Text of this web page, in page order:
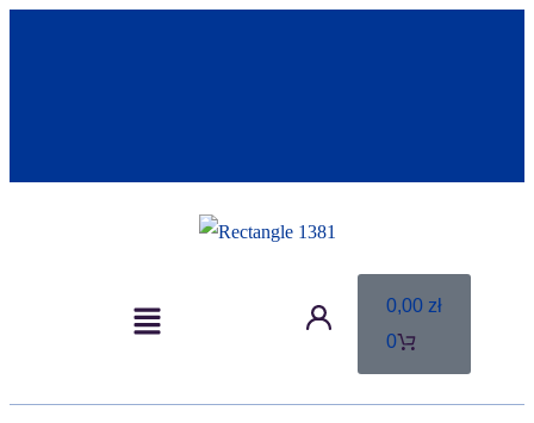
0,00 zł
0